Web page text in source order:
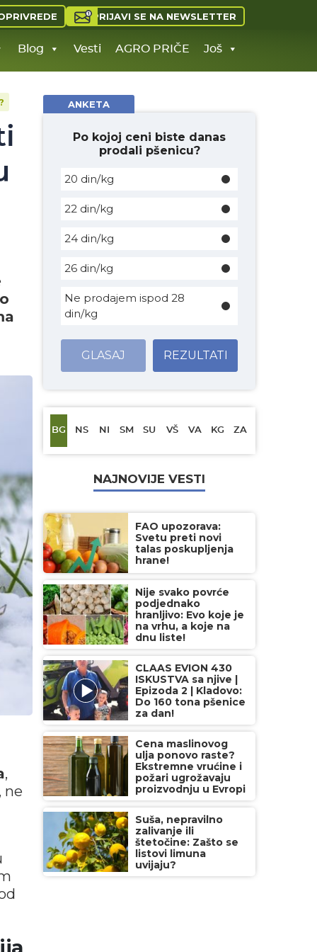
PRIJAVI SE NA NEWSLETTER
Blog Vesti AGRO PRIČE Još
,
ne
ANKETA
Po kojoj ceni biste danas
prodali pšenicu?
20 din/kg
22 din/kg
24 din/kg
26 din/kg
Ne prodajem ispod 28
din/kg
GLASAJ REZULTATI
BG NS NI SM SU VŠ VA KG ZA
NAJNOVIJE VESTI
FAO upozorava:
Svetu preti novi
talas poskupljenja
hrane!
Nije svako povrće
podjednako
hranljivo: Evo koje je
na vrhu, a koje na
dnu liste!
CLAAS EVION 430
ISKUSTVA sa njive |
Epizoda 2 | Kladovo:
Do 160 tona pšenice
za dan!
Cena maslinovog
ulja ponovo raste?
Ekstremne vrućine i
požari ugrožavaju
proizvodnju u Evropi
Suša, nepravilno
zalivanje ili
štetočine: Zašto se
listovi limuna
uvijaju?